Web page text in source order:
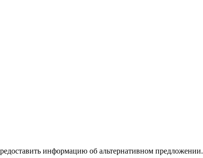
информацию об альтернативном предложении.